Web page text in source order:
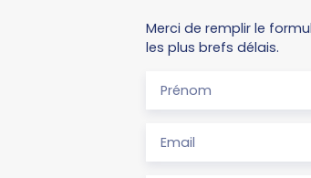
Merci de remplir le
les plus brefs délais.
Prénom
Email